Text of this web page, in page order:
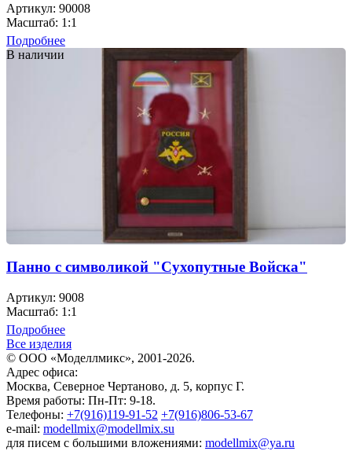
Артикул: 90008
Масштаб: 1:1
Подробнее
В наличии
Панно с символикой "Сухопутные Войска"
Артикул: 9008
Масштаб: 1:1
Подробнее
Все изделия
© ООО «Моделлмикс», 2001-2026.
Адрес офиса:
Москва, Северное Чертаново, д. 5, корпус Г.
Время работы: Пн-Пт: 9-18.
Телефоны: +7(916)119-91-52 +7(916)806-53-67
e-mail: modellmix@modellmix.su
для писем с большими вложениями: modellmix@ya.ru